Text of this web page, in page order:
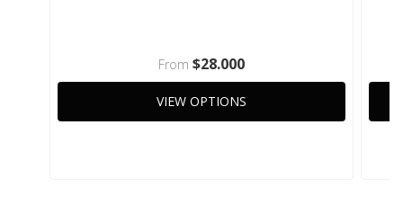
From $28.000
VIEW OPTIONS